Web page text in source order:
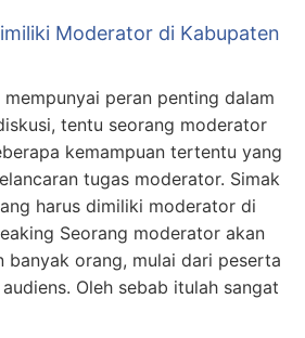
Moderator di Kabupaten
peran penting dalam
tentu seorang moderator
kemampuan tertentu yang
tugas moderator. Simak
harus dimiliki moderator di
Seorang moderator akan
banyak orang, mulai dari peserta
Oleh sebab itulah sangat